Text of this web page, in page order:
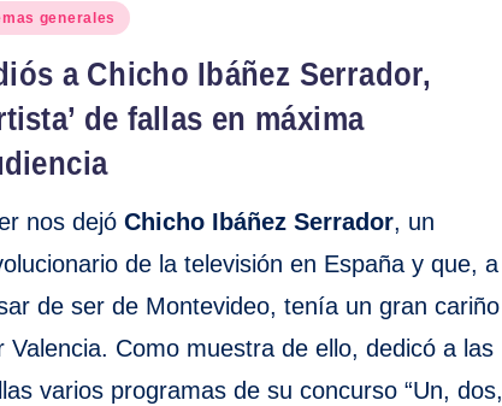
generales
a Chicho Ibáñez Serrador,
de fallas en máxima
nos dejóChicho Ibáñez Serrador, un
de la televisión en España y que, a
de ser de Montevideo, tenía un gran cariño
Valencia. Como muestra de ello, dedicó a las
varios programas de su concurso “Un, dos,